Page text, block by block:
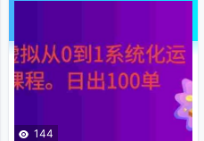
——某音无人直播应运而生，它彻
底颠覆了传统直播的门槛和模式，
让“不出镜、不读稿”也能实现日入千
元的梦想成为可能。 什么是某音无
144